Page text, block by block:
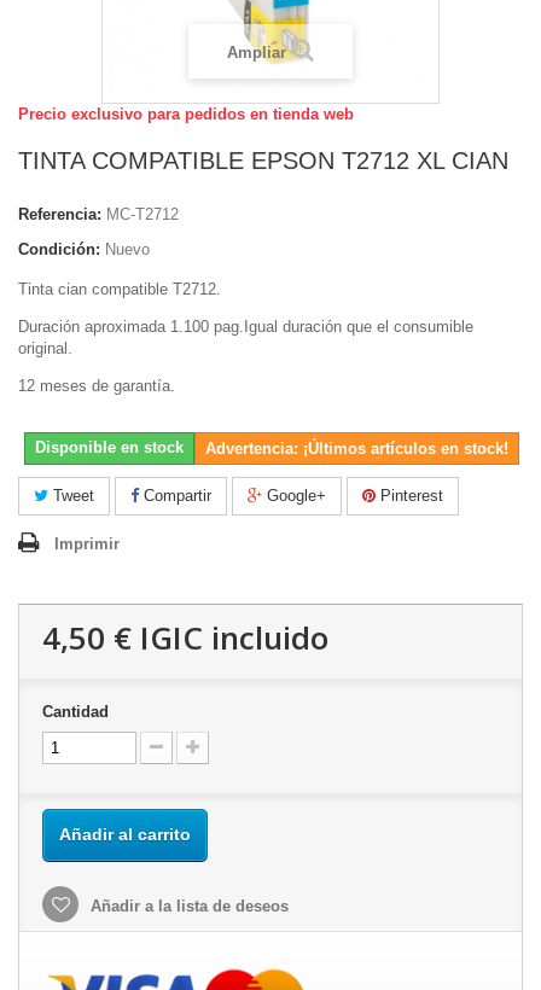
Ampliar
Precio exclusivo para pedidos en tienda web
TINTA COMPATIBLE EPSON T2712 XL CIAN
Referencia: MC-T2712
Condición: Nuevo
Tinta cian compatible T2712.
Duración aproximada 1.100 pag.Igual duración que el consumible
original.
12 meses de garantía.
Disponible en stock Advertencia: ¡Últimos artículos en stock!
Tweet Compartir Google+ Pinterest
Imprimir
4,50 € IGIC incluido
Cantidad
Añadir al carrito
Añadir a la lista de deseos